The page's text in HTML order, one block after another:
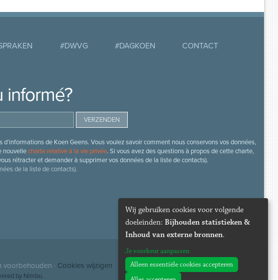
#DWVG #DAGKOEN CONTACT
informé?
de Koen Geens. Vous voulez savoir comment nous conservons vos données,
nouvellecharte relative à la vie privée. Si vous avez des questions à propos de cette charte,
rétracter et demander à supprimer vos données de la liste de contacts).
de la liste de contacts).
voorbehouden · Cookies wijzigen
by Nimbu.
Wij gebruiken cookies voor volgende
doeleinden: Bijhouden statistieken &
Inhoud van externe bronnen.
Je voorkeur aanpassen
Alleen essentiële cookies accepteren